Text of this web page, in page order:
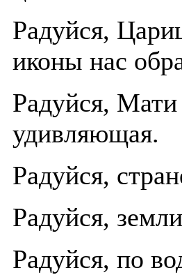
Радуйся,
иконы нас
Радуйся,
удивляющая.
Радуйся,
Радуйся,
Радуйся, по